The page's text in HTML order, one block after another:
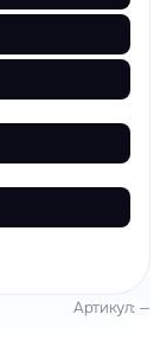
Артикул: —